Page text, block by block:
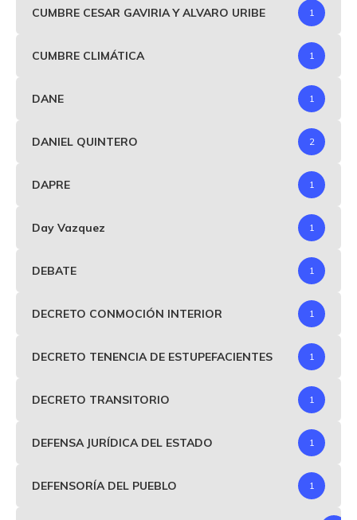
CUMBRE CESAR GAVIRIA Y ALVARO URIBE 1
CUMBRE CLIMÁTICA 1
DANE 1
DANIEL QUINTERO 2
DAPRE 1
Day Vazquez 1
DEBATE 1
DECRETO CONMOCIÓN INTERIOR 1
DECRETO TENENCIA DE ESTUPEFACIENTES 1
DECRETO TRANSITORIO 1
DEFENSA JURÍDICA DEL ESTADO 1
DEFENSORÍA DEL PUEBLO 1